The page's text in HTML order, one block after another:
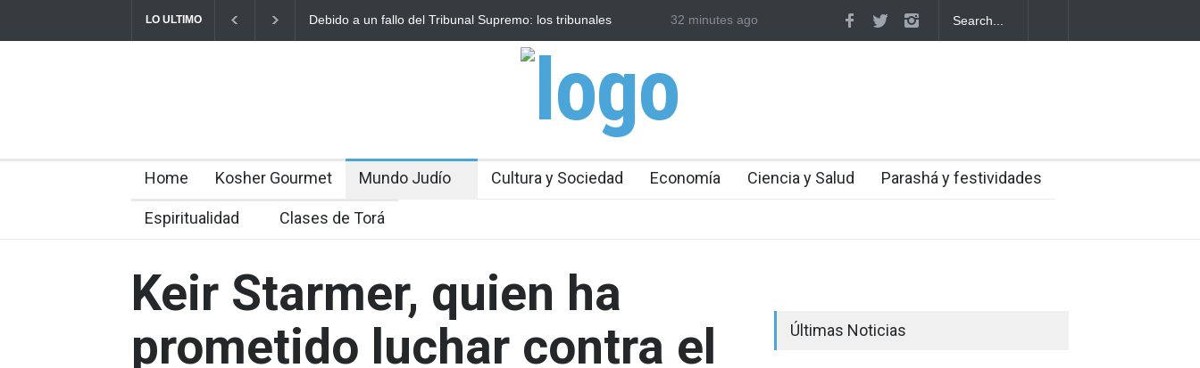
LO ULTIMO
Debido a un fallo del Tribunal Supremo: los tribunales
Tecnología israelí omitida: El nuevo avión gubernamental
irlandés se enfrenta a limitaciones para aterrizar en la niebla
32 minutes ago
Home Kosher Gourmet Mundo Judío Cultura y Sociedad Economía Ciencia y Salud Parashá y festividades
Espiritualidad Clases de Torá
Keir Starmer, quien ha
prometido luchar contra el
Últimas Noticias